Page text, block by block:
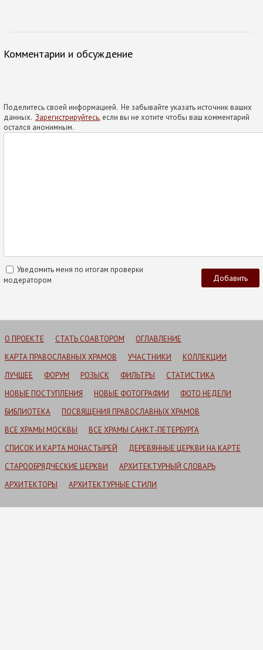
Комментарии и обсуждение
Поделитесь своей информацией. Не забывайте указать источник ваших
данных. Зарегистрируйтесь, если вы не хотите чтобы ваш комментарий
остался анонимным.
Уведомить меня по итогам проверки
модератором
О ПРОЕКТЕ СТАТЬ СОАВТОРОМ
ОГЛАВЛЕНИЕ
КАРТА ПРАВОСЛАВНЫХ ХРАМОВ
УЧАСТНИКИ
КОЛЛЕКЦИИ
ЛУЧШЕЕ
ФОРУМ РОЗЫСК ФИЛЬТРЫ
СТАТИСТИКА
НОВЫЕ ПОСТУПЛЕНИЯ
НОВЫЕ ФОТОГРАФИИ
ФОТО НЕДЕЛИ
БИБЛИОТЕКА
ПОСВЯЩЕНИЯ ПРАВОСЛАВНЫХ ХРАМОВ
ВСЕ ХРАМЫ МОСКВЫ
ВСЕ ХРАМЫ САНКТ-ПЕТЕРБУРГА
СПИСОК И КАРТА МОНАСТЫРЕЙ
ДЕРЕВЯННЫЕ ЦЕРКВИ НА КАРТЕ
СТАРООБРЯДЧЕСКИЕ ЦЕРКВИ
АРХИТЕКТУРНЫЙ СЛОВАРЬ
АРХИТЕКТОРЫ
АРХИТЕКТУРНЫЕ СТИЛИ